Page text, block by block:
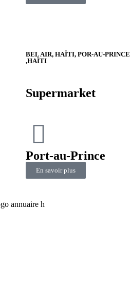
BEL AIR, HAÏTI, POR-AU-PRINCE
,HAÏTI
Supermarket
Port-au-Prince
En savoir plus